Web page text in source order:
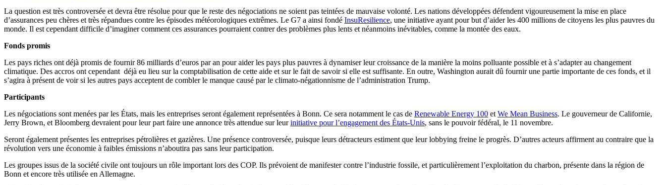
La question est très controversée et devra être résolue pour que le reste des négociations ne soient pas teintées de mauvaise volonté. Les nations développées défendent vigoureusement la mise en place
d’assurances peu chères et très répandues contre les épisodes météorologiques extrêmes. Le G7 a ainsi fondé InsuResilience, une initiative ayant pour but d’aider les 400 millions de citoyens les plus pauvres du
monde. Il est cependant difficile d’imaginer comment ces assurances pourraient contrer des problèmes plus lents et néanmoins inévitables, comme la montée des eaux.
Fonds promis
Les pays riches ont déjà promis de fournir 86 milliards d’euros par an pour aider les pays plus pauvres à dynamiser leur croissance de la manière la moins polluante possible et à s’adapter au changement
climatique. Des accros ont cependant déjà eu lieu sur la comptabilisation de cette aide et sur le fait de savoir si elle est suffisante. En outre, Washington aurait dû fournir une partie importante de ces fonds, et il
s’agira à présent de voir si les autres pays acceptent de combler le manque causé par le climato-négationnisme de l’administration Trump.
Participants
Les négociations sont menées par les États, mais les entreprises seront également représentées à Bonn. Ce sera notamment le cas de Renewable Energy 100 et We Mean Business. Le gouverneur de Californie,
Jerry Brown, et Bloomberg devraient pour leur part faire une annonce très attendue sur leurinitiative pour l’engagement des États-Unis, sans le pouvoir fédéral, le 11 novembre.
Seront également présentes les entreprises pétrolières et gazières. Une présence controversée, puisque leurs détracteurs estiment que leur lobbying freine le progrès. D’autres acteurs affirment au contraire que la
révolution vers une économie à faibles émissions n’aboutira pas sans leur participation.
Les groupes issus de la société civile ont toujours un rôle important lors des COP. Ils prévoient de manifester contre l’industrie fossile, et particulièrement l’exploitation du charbon, présente dans la région de
Bonn et encore très utilisée en Allemagne.